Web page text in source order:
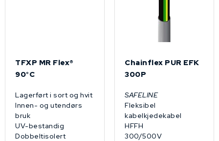
TFXP MR Flex®
90°C
Lagerført i sort og hvit
Innen- og utendørs
bruk
UV-bestandig
Dobbeltisolert
Chainflex PUR EFK
300P
SAFELINE
Fleksibel
kabelkjedekabel
HFFH
300/500V